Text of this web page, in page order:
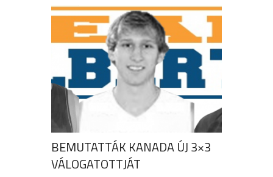
BEMUTATTÁK KANADA ÚJ 3×3
VÁLOGATOTTJÁT